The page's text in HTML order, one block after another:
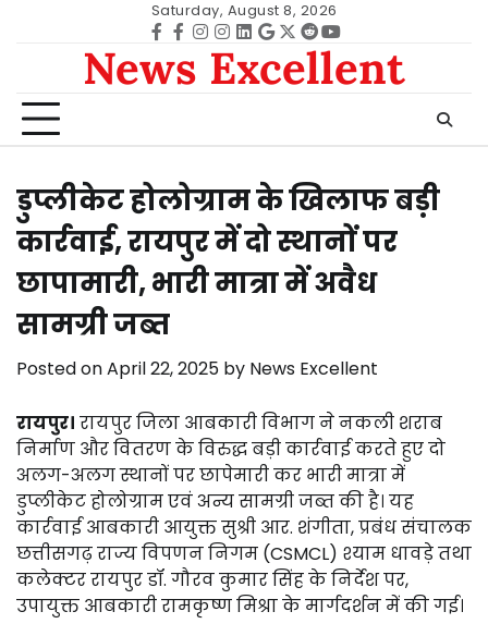
Saturday, August 8, 2026
Facebook
facebook
Instagram
instagram
Linkedin
google
Twitter
redditYoutube
News Excellent
डुप्लीकेट होलोग्राम के खिलाफ बड़ी
कार्रवाई, रायपुर में दो स्थानों पर
छापामारी, भारी मात्रा में अवैध
सामग्री जब्त
Posted onApril 22, 2025 by News Excellent
रायपुर। रायपुर जिला आबकारी विभाग ने नकली शराब
निर्माण और वितरण के विरुद्ध बड़ी कार्रवाई करते हुए दो
अलग-अलग स्थानों पर छापेमारी कर भारी मात्रा में
डुप्लीकेट होलोग्राम एवं अन्य सामग्री जब्त की है। यह
कार्रवाई आबकारी आयुक्त सुश्री आर. शंगीता, प्रबंध संचालक
छत्तीसगढ़ राज्य विपणन निगम (CSMCL) श्याम धावड़े तथा
कलेक्टर रायपुर डॉ. गौरव कुमार सिंह के निर्देश पर,
उपायुक्त आबकारी रामकृष्ण मिश्रा के मार्गदर्शन में की गई।